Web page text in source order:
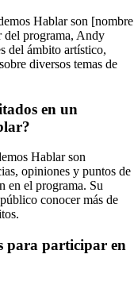
Hablar son [nombre
del programa, Andy
del ámbito artístico,
diversos temas de
en un
Hablar son
opiniones y puntos de
en el programa. Su
conocer más de
para participar en